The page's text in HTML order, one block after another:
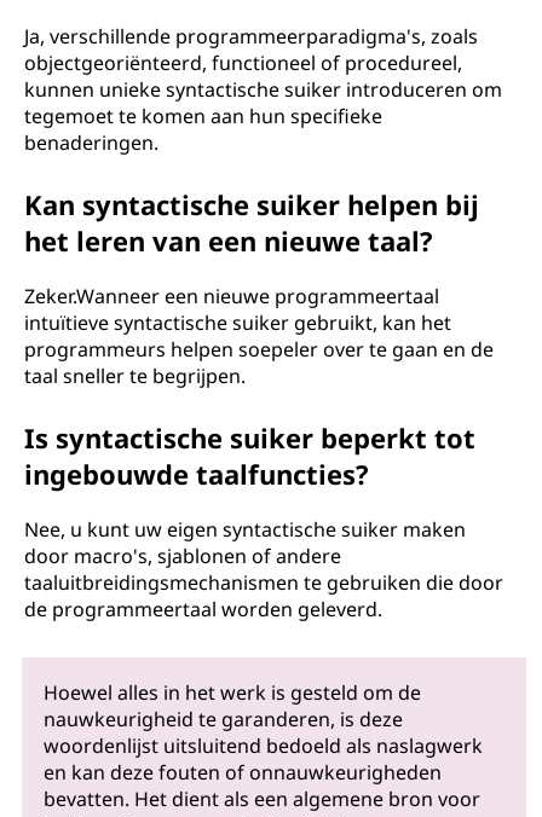
Ja, verschillende programmeerparadigma's, zoals
objectgeoriënteerd, functioneel of procedureel,
kunnen unieke syntactische suiker introduceren om
tegemoet te komen aan hun specifieke
benaderingen.
Kan syntactische suiker helpen bij
het leren van een nieuwe taal?
Zeker.Wanneer een nieuwe programmeertaal
intuïtieve syntactische suiker gebruikt, kan het
programmeurs helpen soepeler over te gaan en de
taal sneller te begrijpen.
Is syntactische suiker beperkt tot
ingebouwde taalfuncties?
Nee, u kunt uw eigen syntactische suiker maken
door macro's, sjablonen of andere
taaluitbreidingsmechanismen te gebruiken die door
de programmeertaal worden geleverd.
Hoewel alles in het werk is gesteld om de
nauwkeurigheid te garanderen, is deze
woordenlijst uitsluitend bedoeld als naslagwerk
en kan deze fouten of onnauwkeurigheden
bevatten. Het dient als een algemene bron voor